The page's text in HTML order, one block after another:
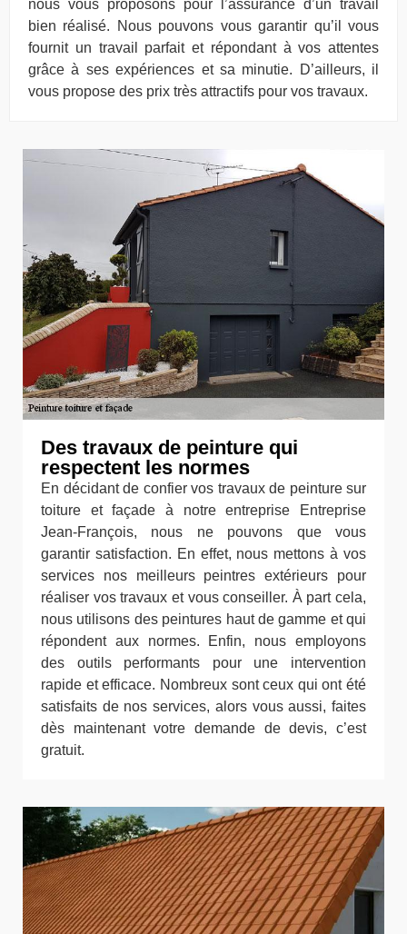
nous vous proposons pour l’assurance d’un travail
bien réalisé. Nous pouvons vous garantir qu’il vous
fournit un travail parfait et répondant à vos attentes
grâce à ses expériences et sa minutie. D’ailleurs, il
vous propose des prix très attractifs pour vos travaux.
Des travaux de peinture qui
respectent les normes
En décidant de confier vos travaux de peinture sur
toiture et façade à notre entreprise Entreprise
Jean-François, nous ne pouvons que vous
garantir satisfaction. En effet, nous mettons à vos
services nos meilleurs peintres extérieurs pour
réaliser vos travaux et vous conseiller. À part cela,
nous utilisons des peintures haut de gamme et qui
répondent aux normes. Enfin, nous employons
des outils performants pour une intervention
rapide et efficace. Nombreux sont ceux qui ont été
satisfaits de nos services, alors vous aussi, faites
dès maintenant votre demande de devis, c’est
gratuit.